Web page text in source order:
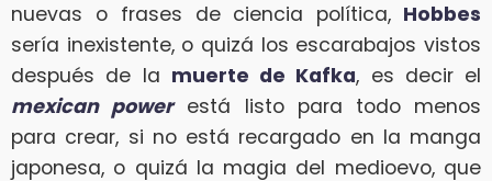
nuevas o frases de ciencia política, Hobbes
sería inexistente, o quizá los escarabajos vistos
después de la muerte de Kafka, es decir el
mexican powerestá listo para todo menos
para crear, si no está recargado en la manga
japonesa, o quizá la magia del medioevo, que